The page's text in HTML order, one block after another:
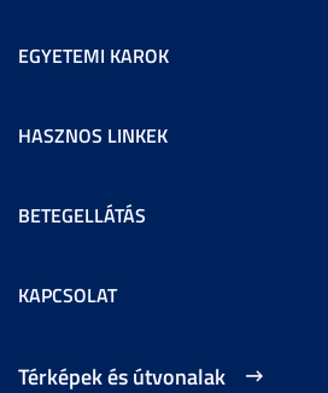
EGYETEMI KAROK
HASZNOS LINKEK
BETEGELLÁTÁS
KAPCSOLAT
Térképek és útvonalak